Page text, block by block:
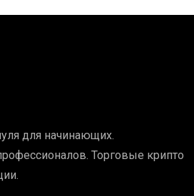
для начинающих.
Торговые крипто